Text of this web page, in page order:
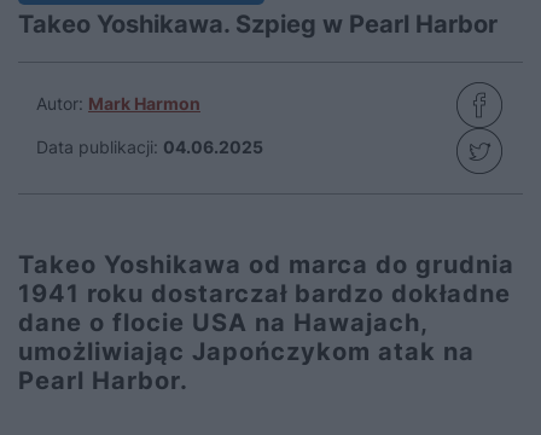
Takeo Yoshikawa. Szpieg w Pearl Harbor
Autor: Mark Harmon
Data publikacji: 04.06.2025
Takeo Yoshikawa od marca do grudnia
1941 roku dostarczał bardzo dokładne
dane o flocie USA na Hawajach,
umożliwiając Japończykom atak na
Pearl Harbor.